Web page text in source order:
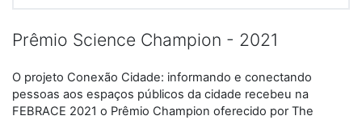
Prêmio Science Champion - 2021
O projeto Conexão Cidade: informando e conectando
pessoas aos espaços públicos da cidade recebeu na
FEBRACE 2021 o Prêmio Champion oferecido por The